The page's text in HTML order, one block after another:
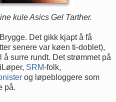
kule Asics Gel Tarther.
Det gikk kjapt å få
senere var køen ti-doblet),
surre rundt. Det strømmet på
, SRM-folk,
og løpebloggere som
på.